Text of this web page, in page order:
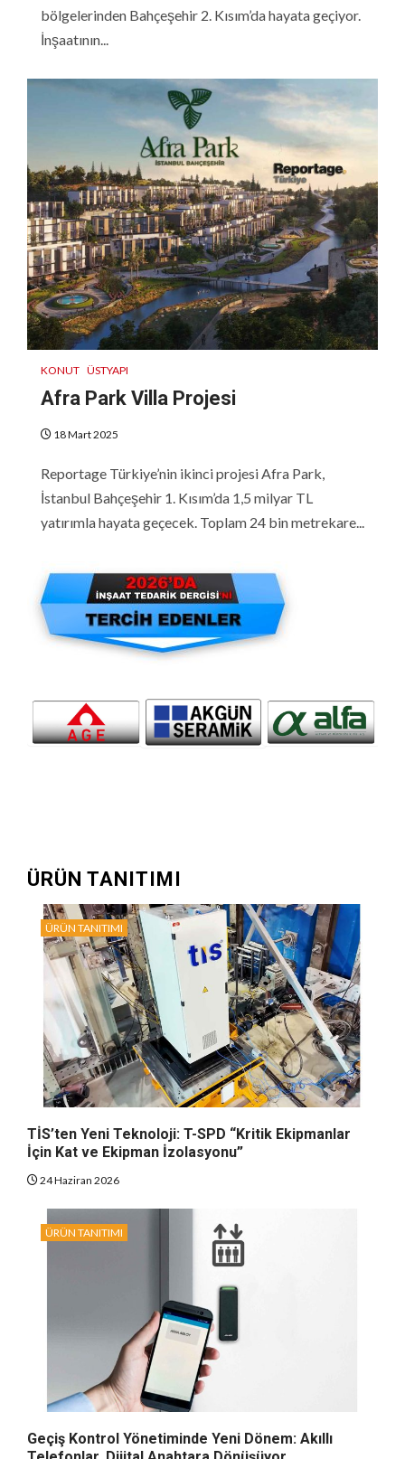
bölgelerinden Bahçeşehir 2. Kısım’da hayata geçiyor.
İnşaatının...
KONUT ÜSTYAPI
Afra Park Villa Projesi
18 Mart 2025
Reportage Türkiye’nin ikinci projesi Afra Park,
İstanbul Bahçeşehir 1. Kısım’da 1,5 milyar TL
yatırımla hayata geçecek. Toplam 24 bin metrekare...
ÜRÜN TANITIMI
ÜRÜN TANITIMI
TİS’ten Yeni Teknoloji: T-SPD “Kritik Ekipmanlar
İçin Kat ve Ekipman İzolasyonu”
24 Haziran 2026
ÜRÜN TANITIMI
Geçiş Kontrol Yönetiminde Yeni Dönem: Akıllı